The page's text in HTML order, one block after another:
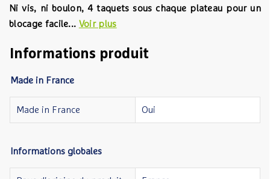
Ni vis, ni boulon, 4 taquets sous chaque plateau pour un
blocage facile... Voir plus
Informations produit
Made in France
Made in France Oui
Informations globales